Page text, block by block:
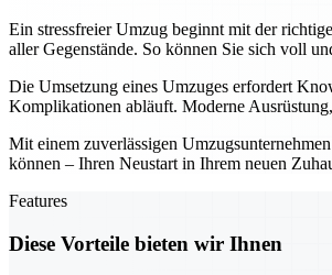
Ein stressfreier Umzug beginnt mit der
aller Gegenstände. So können Sie sich voll
Die Umsetzung eines Umzuges erfordert
Komplikationen abläuft. Moderne
Mit einem zuverlässigen
können – Ihren Neustart in Ihrem neuen
Features
Diese Vorteile bieten wir Ihnen